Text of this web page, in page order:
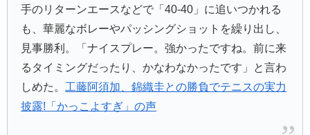
手のリターンエースなどで「40-40」に追いつかれる
も、華麗なボレーやパッシングショットを繰り出し、
見事勝利。「ナイスプレー。強かったですね。前に来
るタイミングだったり、かなわなかったです」と言わ
しめた。 工藤阿須加、錦織圭との勝負でテニスの実力
披露!「かっこよすぎ」の声